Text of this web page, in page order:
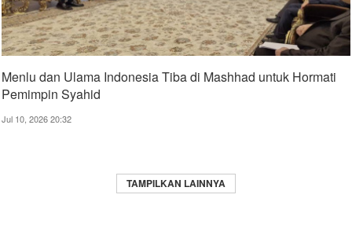
Menlu dan Ulama Indonesia Tiba di Mashhad untuk Hormati
Pemimpin Syahid
Jul 10, 2026 20:32
TAMPILKAN LAINNYA